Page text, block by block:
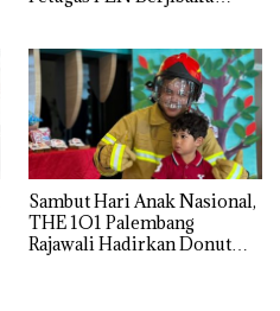
Sambut Hari Anak Nasional,
THE 1O1 Palembang
Rajawali Hadirkan Donut